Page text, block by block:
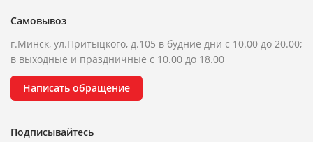
Самовывоз
г.Минск, ул.Притыцкого, д.105 в будние дни с 10.00 до 20.00;
в выходные и праздничные с 10.00 до 18.00
Написать обращение
Подписывайтесь